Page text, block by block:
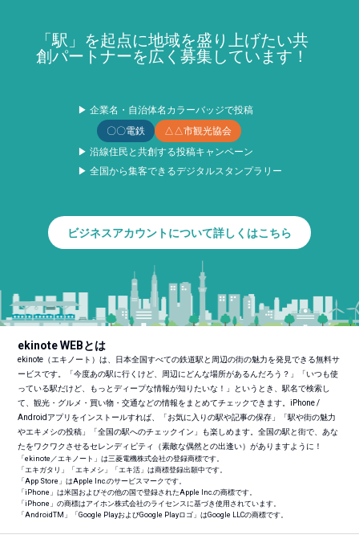
「駅」を起点に地域を盛り上げたい共
創パートナーを広く募集しています！
▶ 企業名・自治体名カラーバッジで投稿
〇〇電鉄
△△市観光協会
▶ 沿線住民と共創する投稿キャンペーン
▶ 全国から集客できるデジタルスタンプラリー
ビジネスアカウントについて詳しくはこちら
ekinote WEBとは
ekinote（エキノート）は、日本全国すべての鉄道駅と周辺の街の魅力を発見できる無料サ
ービスです。「今度あの駅に行くけど、周辺にどんな場所があるんだろう？」「いつも使
っている駅だけど、もっとディープな情報が知りたいな！」というとき、駅名で検索し
て、観光・グルメ・買い物・交通などの情報をまとめてチェックできます。iPhone /
Androidアプリをインストールすれば、「お気に入りの駅や記事の保存」「駅や街の魅力
やエキメシの投稿」「全国の駅へのチェックイン」も楽しめます。全国の駅と街で、あな
たをワクワクさせるセレンディピティ（素敵な偶然との出逢い）がありますように！
「ekinote／エキノート」は三菱電機株式会社の登録商標です。
「エキガタリ」「エキメシ」「エキ活」は商標登録出願中です。
「App Store」はApple Inc.のサービスマークです。
「iPhone」は米国およびその他の国で登録されたApple Inc.の商標です。
「iPhone」の商標はアイホン株式会社のライセンスに基づき使用されています。
「AndroidTM 」「Google PlayおよびGoogle Playロゴ」はGoogle LLCの商標です。